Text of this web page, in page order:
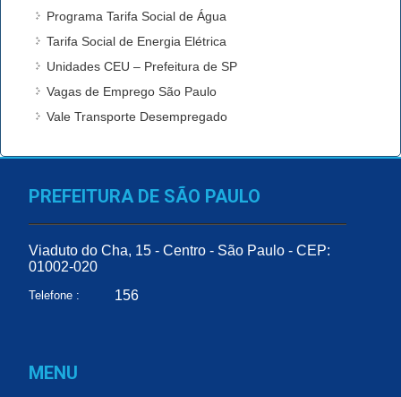
Programa Tarifa Social de Água
Tarifa Social de Energia Elétrica
Unidades CEU – Prefeitura de SP
Vagas de Emprego São Paulo
Vale Transporte Desempregado
PREFEITURA DE SÃO PAULO
Viaduto do Cha, 15 - Centro - São Paulo - CEP:
01002-020
Telefone : 156
MENU